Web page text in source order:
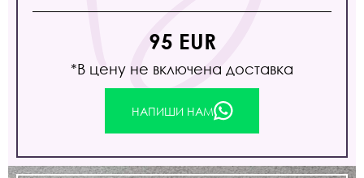
95 EUR
*В цену не включена доставка
НАПИШИ НАМ